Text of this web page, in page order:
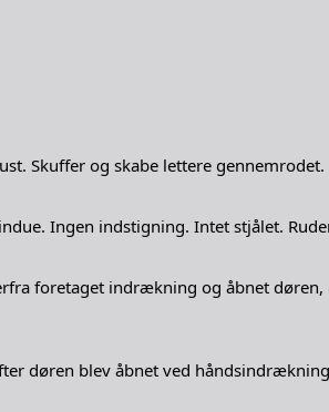
Skuffer og skabe lettere
Ingen indstigning. Intet stjålet.
foretaget indrækning og åbnet
døren blev åbnet ved